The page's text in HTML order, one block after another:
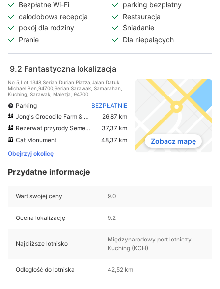
Bezpłatne Wi-Fi
parking bezpłatny
całodobowa recepcja
Restauracja
pokój dla rodziny
Śniadanie
Pranie
Dla niepalących
9.2 Fantastyczna lokalizacja
No 5,Lot 1348,Serian Durian Piazza,Jalan Datuk
Michael Ben,94700,Serian Sarawak, Samarahan,
Kuching, Sarawak, Malezja, 94700
Parking
BEZPŁATNIE
Jong's Crocodile Farm & Zoo
26,87 km
Rezerwat przyrody Semenggoh
37,37 km
Cat Monument
48,37 km
Obejrzyj okolicę
Zobacz mapę
Przydatne informacje
Wart swojej ceny 9.0
Ocena lokalizację 9.2
Najbliższe lotnisko
Międzynarodowy port lotniczy
Kuching (KCH)
Odległość do lotniska 42,52 km